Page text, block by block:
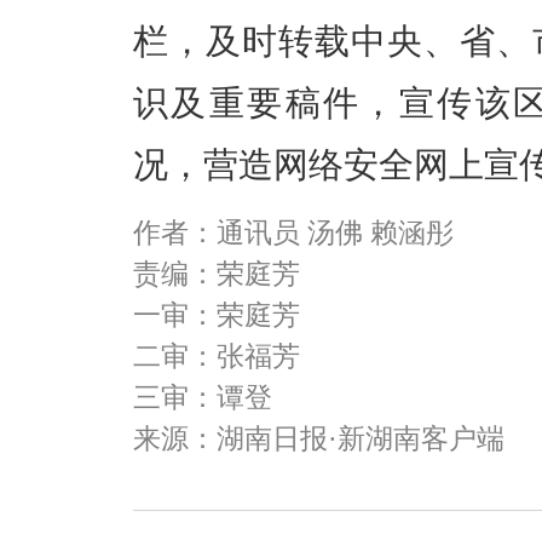
栏，及时转载中央、省
识及重要稿件，宣传该
况，营造网络安全网上宣
作者：通讯员 汤佛 赖涵彤
责编：荣庭芳
一审：荣庭芳
二审：张福芳
三审：谭登
来源：湖南日报·新湖南客户端